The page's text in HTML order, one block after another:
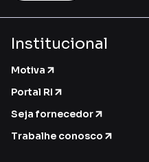
Institucional
Motiva
Portal RI
Seja fornecedor
Trabalhe conosco